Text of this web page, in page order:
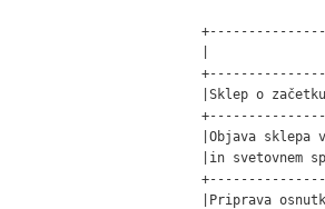
|
|Sklep o
|Objava
|in
|Priprava